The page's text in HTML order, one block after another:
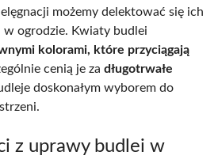
możemy delektować się ich
w ogrodzie. Kwiaty budlei
kolorami, które przyciągają
cenią je za długotrwałe
doskonałym wyborem do
z uprawy budlei w